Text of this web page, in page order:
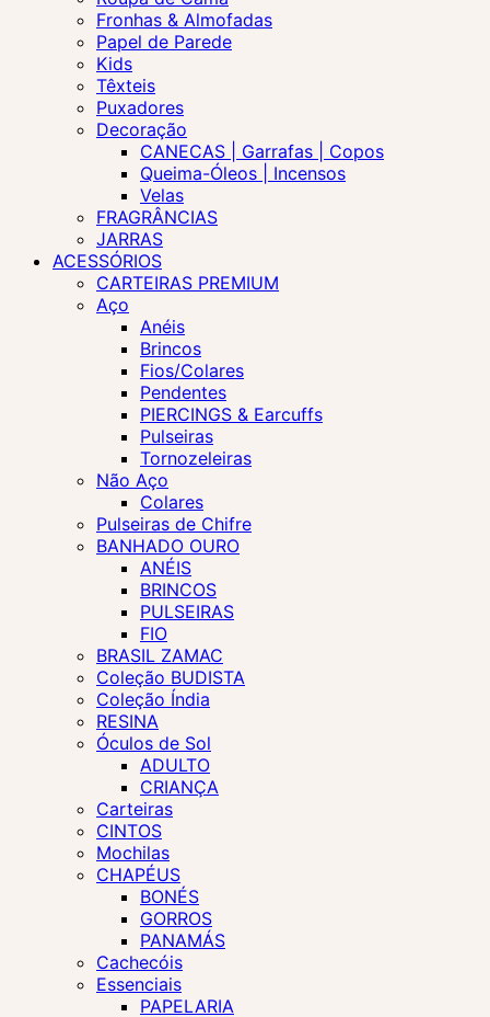
Fronhas & Almofadas
Papel de Parede
Kids
Têxteis
Puxadores
Decoração
CANECAS | Garrafas | Copos
Queima-Óleos | Incensos
Velas
FRAGRÂNCIAS
JARRAS
ACESSÓRIOS
CARTEIRAS PREMIUM
Aço
Anéis
Brincos
Fios/Colares
Pendentes
PIERCINGS & Earcuffs
Pulseiras
Tornozeleiras
Não Aço
Colares
Pulseiras de Chifre
BANHADO OURO
ANÉIS
BRINCOS
PULSEIRAS
FIO
BRASIL ZAMAC
Coleção BUDISTA
Coleção Índia
RESINA
Óculos de Sol
ADULTO
CRIANÇA
Carteiras
CINTOS
Mochilas
CHAPÉUS
BONÉS
GORROS
PANAMÁS
Cachecóis
Essenciais
PAPELARIA